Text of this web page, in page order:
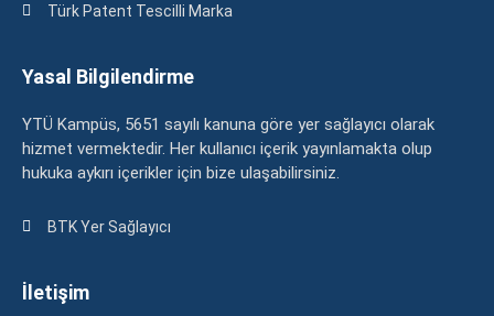
Türk Patent Tescilli Marka
Yasal Bilgilendirme
YTÜ Kampüs, 5651 sayılı kanuna göre yer sağlayıcı olarak
hizmet vermektedir. Her kullanıcı içerik yayınlamakta olup
hukuka aykırı içerikler için bize ulaşabilirsiniz.
BTK Yer Sağlayıcı
İletişim